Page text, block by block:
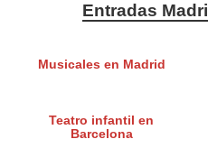
Entradas
Musicales en Madrid
Teatro infantil en
Barcelona